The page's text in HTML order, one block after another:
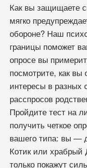
Как вы защищаете
мягко
обороне? Наш
границы поможет
опросе вы
посмотрите, как вы
интересы в разных
расспросов
Пройдите тест на
получить четкое
вашего типа: вы —
Котик или храбрый
только покажут